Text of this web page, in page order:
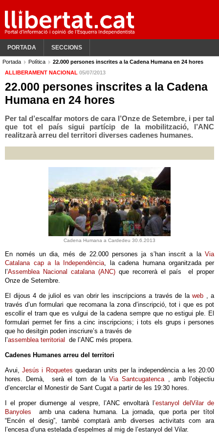
PORTADA SECCIONS
Portada Política
22.000 persones inscrites a la Cadena Humana en 24 hores
ALLIBERAMENT NACIONAL 05/07/2013
22.000 persones inscrites a la Cadena
Humana en 24 hores
Per tal d’escalfar motors de cara l’Onze de Setembre, i per tal
que tot el país sigui partícip de la mobilització, l’ANC
realitzarà arreu del territori diverses cadenes humanes.
Cadena Humana a Cardedeu 30.6.2013
En només un dia, més de 22.000 persones ja s’han inscrit a la Via
Catalana cap a la Independència, la cadena humana organitzada per
l’Assemblea Nacional catalana (ANC) que recorrerà el país el proper
Onze de Setembre.
El dijous 4 de juliol es van obrir les inscripcions a través de la web , a
través d’un formulari que recomana la zona d’inscripció, tot i que es pot
escollir el tram que es vulgui de la cadena sempre que no estigui ple. El
formulari permet fer fins a cinc inscripcions; i tots els grups i persones
que ho desitgin poden inscriure’s a través de
l’assemblea territorial de l’ANC més propera.
Cadenes Humanes arreu del territori
Avui, Jesús i Roquetes quedaran units per la independència a les 20:00
hores. Demà, serà el torn de la Via Santcugatenca, amb l’objectiu
d’encerclar el Monestir de Sant Cugat a partir de les 19:30 hores.
I el proper diumenge al vespre, l’ANC envoltarà l ’estanyol del Vilar de
Banyoles amb una cadena humana. La jornada, que porta per títol
“Encén el desig”, també comptarà amb diverses activitats com ara
l’encesa d’una estelada d’espelmes al mig de l’estanyol del Vilar.